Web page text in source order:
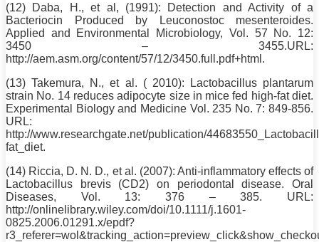
(12) Daba, H., et al, (1991): Detection and Activity of a
Bacteriocin Produced by Leuconostoc mesenteroides.
Applied and Environmental Microbiology, Vol. 57
No. 12:
3450 – 3455.URL:
http://aem.asm.org/content/57/12/3450.full.pdf+html.
(13) Takemura, N., et al. ( 2010): Lactobacillus plantarum
strain No. 14 reduces adipocyte size in mice fed high-fatdiet.
Experimental Biology and Medicine Vol. 235 No. 7: 849-856.
URL:
http://www.researchgate.net/publication/
fat_ diet.
(14) Riccia, D. N. D., et al. (2007): Anti-inflammatory effects of
Lactobacillus brevis (CD2) on periodontal disease. Oral
Diseases, Vol. 13: 376 – 385. URL:
http://onlinelibrary.wiley.com/doi/10.1111/j.1601-
0825.2006.01291.x/epdf?